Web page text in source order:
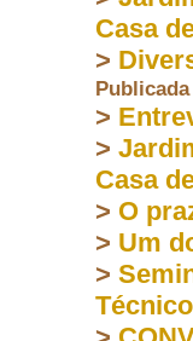
Casa
>
Publicada
>
>
Casa
> O
> Um
>